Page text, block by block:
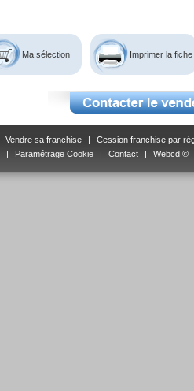
Ma sélection Imprimer la fiche
Vendre sa franchise
Cession franchise par
Paramétrage Cookie Contact Webcd ©